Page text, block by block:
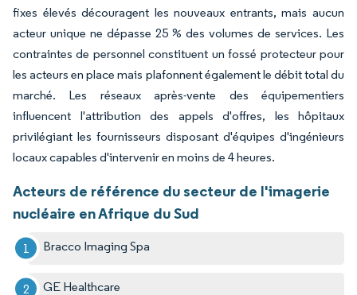
fixes élevés découragent les nouveaux entrants, mais aucun
acteur unique ne dépasse 25 % des volumes de services. Les
contraintes de personnel constituent un fossé protecteur pour
les acteurs en place mais plafonnent également le débit total du
marché. Les réseaux après-vente des équipementiers
influencent l'attribution des appels d'offres, les hôpitaux
privilégiant les fournisseurs disposant d'équipes d'ingénieurs
locaux capables d'intervenir en moins de 4 heures.
Acteurs de référence du secteur de l'imagerie
nucléaire en Afrique du Sud
Bracco Imaging Spa
GE Healthcare